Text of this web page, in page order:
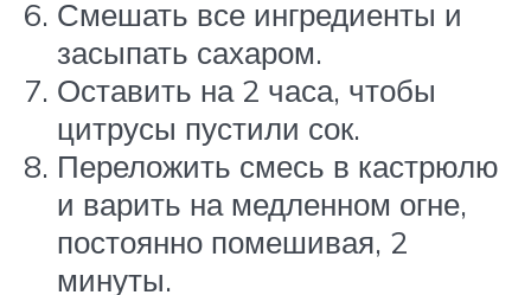
Смешать все ингредиенты и
засыпать сахаром.
Оставить на 2 часа, чтобы
цитрусы пустили сок.
Переложить смесь в кастрюлю
и варить на медленном огне,
постоянно помешивая, 2
минуты.